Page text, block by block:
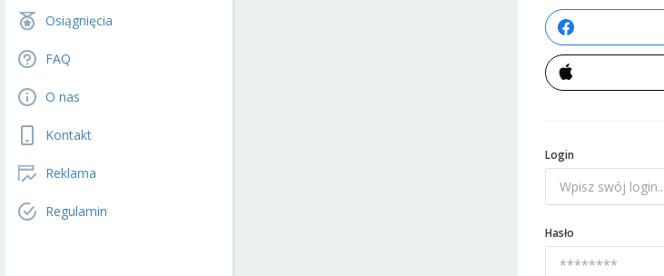
Osiągnięcia
FAQ
O nas
Kontakt
Reklama
Regulamin
Login
Hasło